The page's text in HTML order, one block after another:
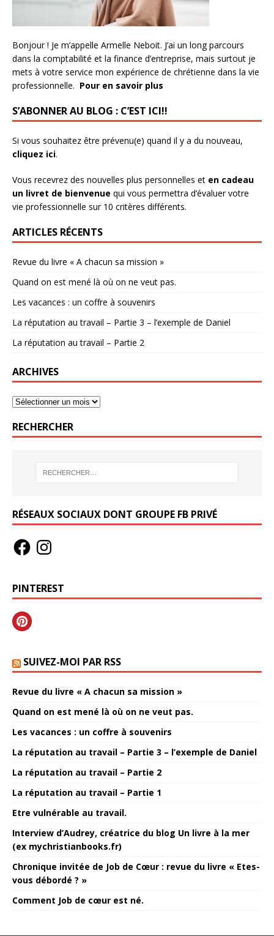
Bonjour ! Je m’appelle Armelle Neboit. J’ai un long parcours
dans la comptabilité et la finance d’entreprise, mais surtout je
mets à votre service mon expérience de chrétienne dans la vie
professionnelle. Pour en savoir plus
S’ABONNER AU BLOG : C’EST ICI!!
Si vous souhaitez être prévenu(e) quand il y a du nouveau,
cliquez ici.
Vous recevrez des nouvelles plus personnelles et en cadeau
un livret de bienvenue qui vous permettra d’évaluer votre
vie professionnelle sur 10 critères différents.
ARTICLES RÉCENTS
Revue du livre « A chacun sa mission »
Quand on est mené là où on ne veut pas.
Les vacances : un coffre à souvenirs
La réputation au travail – Partie 3 – l’exemple de Daniel
La réputation au travail – Partie 2
ARCHIVES
RECHERCHER
RÉSEAUX SOCIAUX DONT GROUPE FB PRIVÉ
PINTEREST
SUIVEZ-MOI PAR RSS
Revue du livre « A chacun sa mission »
Quand on est mené là où on ne veut pas.
Les vacances : un coffre à souvenirs
La réputation au travail – Partie 3 – l’exemple de Daniel
La réputation au travail – Partie 2
La réputation au travail – Partie 1
Etre vulnérable au travail.
Interview d’Audrey, créatrice du blog Un livre à la mer
(ex mychristianbooks.fr)
Chronique invitée de Job de Cœur : revue du livre « Etes-
vous débordé ? »
Comment Job de cœur est né.